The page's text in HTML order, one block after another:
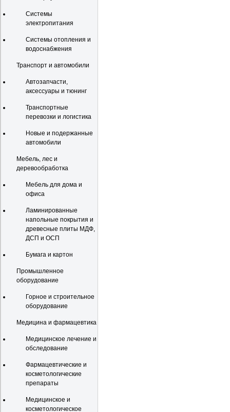
Системы
электропитания
Системы отопления и
водоснабжения
Транспорт и автомобили
Автозапчасти,
аксессуары и тюнинг
Транспортные
перевозки и логистика
Новые и подержанные
автомобили
Мебель, лес и
деревообработка
Мебель для дома и
офиса
Ламинированные
напольные покрытия и
древесные плиты МДФ,
ДСП и ОСП
Бумага и картон
Промышленное
оборудование
Горное и строительное
оборудование
Медицина и фармацевтика
Медицинское лечение и
обследование
Фармацевтические и
косметологические
препараты
Медицинское и
косметологическое